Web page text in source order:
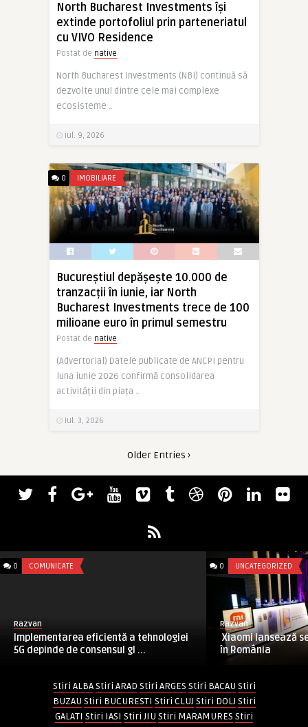
North Bucharest Investments își
extinde portofoliul prin parteneriatul
cu VIVO Residence
Postat de native
North Bucharest Investments (NBI) continuă să
dezvolte unul dintre cele mai complexe
ecosisteme ..
iul. 9, 2026
0 IMOBILIARE
Bucureștiul depășește 10.000 de
tranzacții în iunie, iar North
Bucharest Investments trece de 100
milioane euro în primul semestru
Postat de native
(Advertorial) Datele publicate de ANCPI pentru
luna iunie 2026 confirmă consolidarea
activității din piața ..
iul. 3, 2026
Older Entries ›
0 COMUNICATE
Razvan
Implementarea eficientă a tehnologiei
5G depinde de consensul gl ...
0 UNCATEGORIZED
Razvan
Xiaomi lansează
în România
Stiri ALBA Stiri ARAD Stiri ARGES Stiri BACAU Stiri
BUZAU Stiri BUCURESTI Stiri CLUJ Stiri DOLJ Stiri
GALATI Stiri IASI Stiri JIU Stiri MARAMURES Stiri